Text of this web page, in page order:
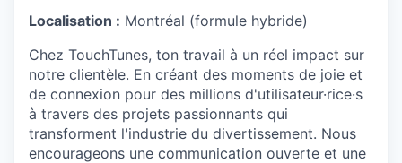
Localisation : Montréal (formule hybride)
Chez TouchTunes, ton travail à un réel impact sur
notre clientèle. En créant des moments de joie et
de connexion pour des millions d'utilisateur·rice·s
à travers des projets passionnants qui
transforment l'industrie du divertissement. Nous
encourageons une communication ouverte et une